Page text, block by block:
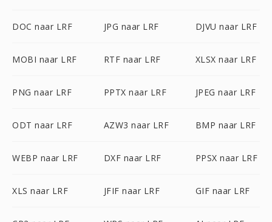
DOC naar LRF JPG naar LRF DJVU naar LRF
MOBI naar LRF RTF naar LRF XLSX naar LRF
PNG naar LRF PPTX naar LRF JPEG naar LRF
ODT naar LRF AZW3 naar LRF BMP naar LRF
WEBP naar LRF DXF naar LRF PPSX naar LRF
XLS naar LRF JFIF naar LRF GIF naar LRF